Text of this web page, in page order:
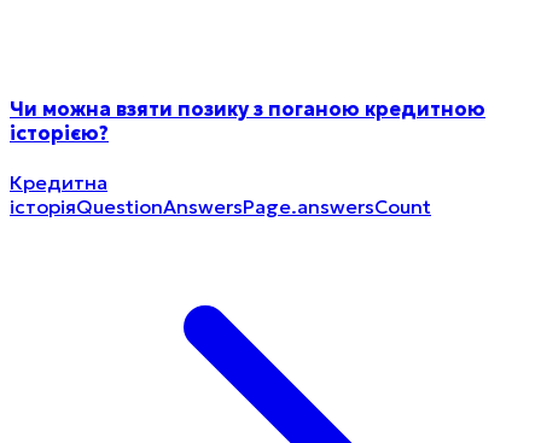
Чи можна взяти позику з поганою кредитною
історією?
Кредитна
історіяQuestionAnswersPage.answersCount